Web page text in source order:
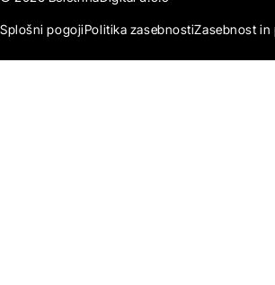
Splošni pogojiPolitika zasebnostiZasebnost in